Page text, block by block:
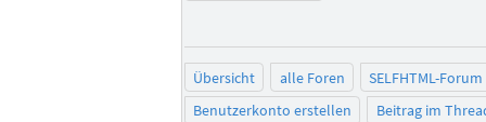
Übersicht alle Foren
SELFHTML-Forum
Benutzerkonto erstellen
Beitrag im